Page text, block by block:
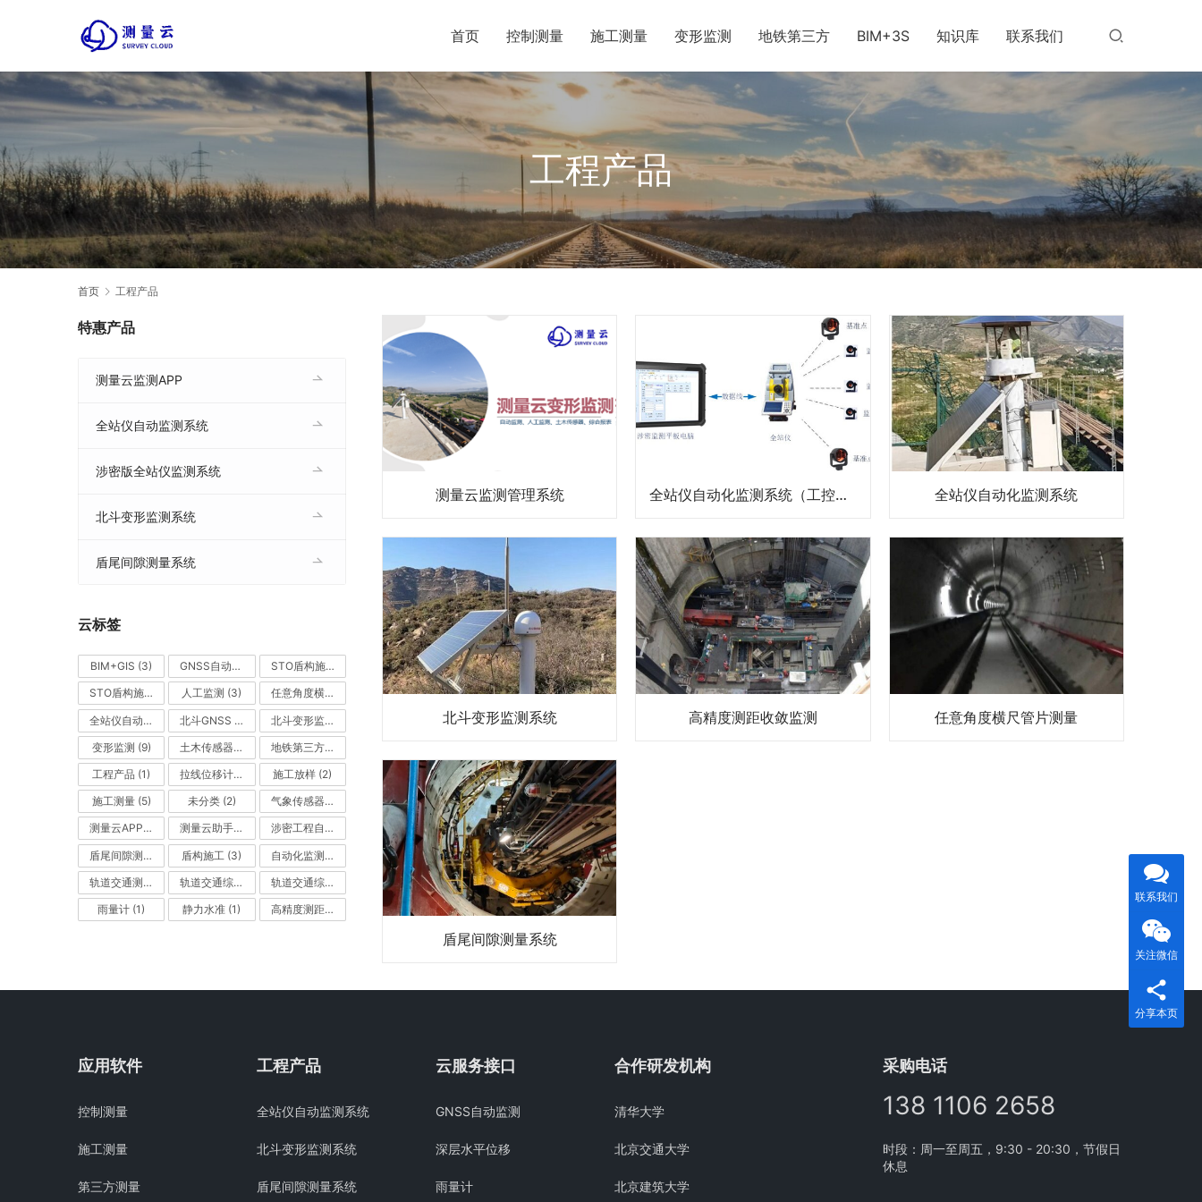
首页 控制测量 施工测量 变形监测 地铁第三方 BIM+3S 知识库 联系我们
工程产品
首页 工程产品
测量云监测管理系统 全站仪自动化监测系统（工控机版） 全站仪自动化监测系统
北斗变形监测系统 高精度测距收敛监测 任意角度横尺管片测量
盾尾间隙测量系统
特惠产品
测量云监测APP
全站仪自动监测系统
涉密版全站仪监测系统
北斗变形监测系统
盾尾间隙测量系统
云标签
BIM+GIS (3) GNSS自动监测 STO盾构施工APP
STO盾构施工桌面 (1)
人工监测 (3) 任意角度横尺管片测量 (1)
全站仪自动监测系统 (1)
北斗GNSS 北斗变形监测系统
变形监测 (9) 土木传感器
(6) 地铁第三方
(2)
工程产品 (1) 拉线位移计
(1) 施工放样 (2)
施工测量(5) 未分类(2) 气象传感器
(1)
测量云APP
(1) 测量云助手
(1) 涉密工程自动监测系统 (1)
盾尾间隙测量系统 (1)
盾构施工 (3) 自动化监测
(4)
轨道交通测量APP (企业版) (1)轨道交通综合测量APP (企业版) (1)
轨道交通综合测量桌面 (企业版) (1)
雨量计 (1) 静力水准 (1) 高精度测距收敛监测
应用软件
控制测量
施工测量
第三方测量
工程产品
全站仪自动监测系统
北斗变形监测系统
盾尾间隙测量系统
云服务接口
GNSS自动监测
深层水平位移
雨量计
合作研发机构
清华大学
北京交通大学
北京建筑大学
采购电话
138 1106 2658
时段：周一至周五，9:30 - 20:30，节假日
休息
联系我们
关注微信
分享本页